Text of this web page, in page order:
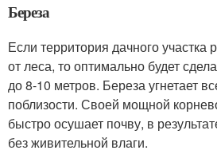
Береза
Если территория дачного
от леса, то оптимально будет
до 8-10 метров. Береза угнетает
поблизости. Своей мощной
быстро осушает почву, в
без живительной влаги.